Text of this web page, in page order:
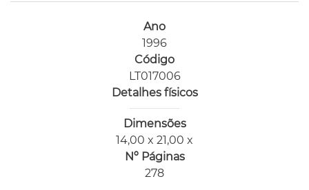
Ano
1996
Código
LT017006
Detalhes físicos
Dimensões
14,00 x 21,00 x
Nº Páginas
278